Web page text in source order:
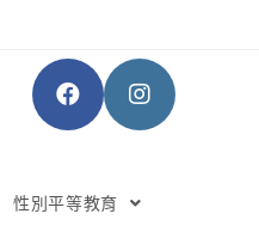
性別平等教育